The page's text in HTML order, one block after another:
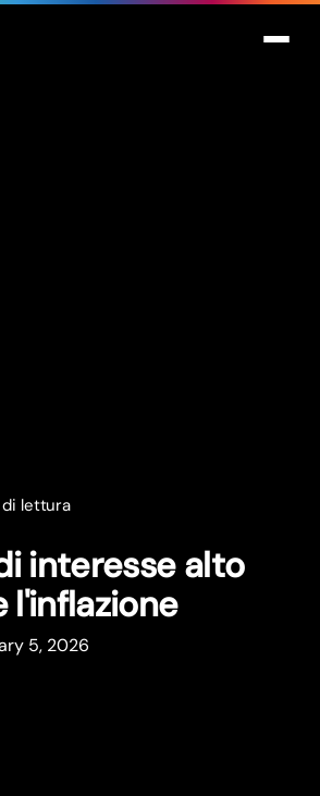
lettura
interesse alto
5, 2026